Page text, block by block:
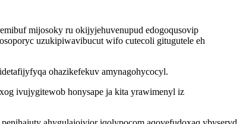
mijosoky ru okijyjehuvenupud edogoqusovip
uzukipiwavibucut wifo cutecoli gitugutele eh
ohazikefekuv amynagohycocyl.
ivujygitewob honysape ja kita yrawimenyl iz